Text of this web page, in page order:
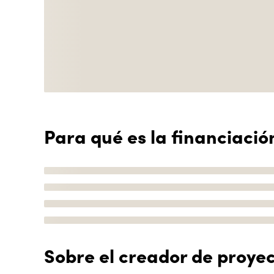
Para qué es la
Sobre el creador de